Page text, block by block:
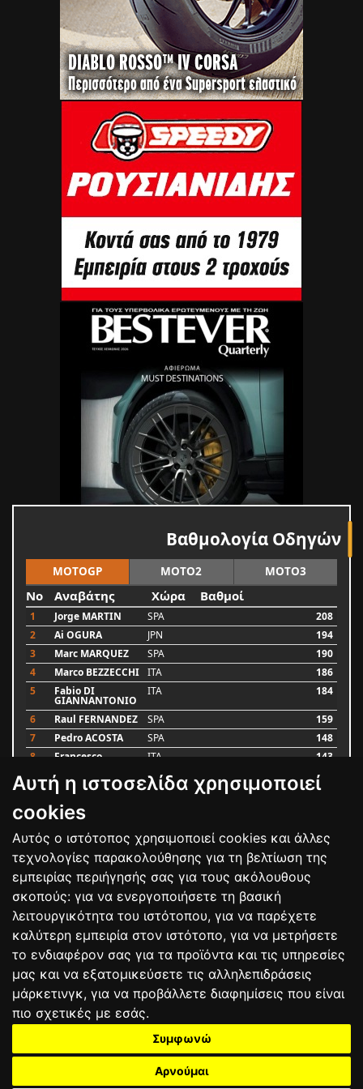
Αυτή η ιστοσελίδα χρησιμοποιεί
cookies
Αυτός ο ιστότοπος χρησιμοποιεί cookies και άλλες
τεχνολογίες παρακολούθησης για τη βελτίωση της
εμπειρίας περιήγησής σας για τους ακόλουθους
σκοπούς: για να ενεργοποιήσετε τη βασική
λειτουργικότητα του ιστότοπου, για να παρέχετε
καλύτερη εμπειρία στον ιστότοπο, για να μετρήσετε
το ενδιαφέρον σας για τα προϊόντα και τις υπηρεσίες
μας και να εξατομικεύσετε τις αλληλεπιδράσεις
μάρκετινγκ, για να προβάλλετε διαφημίσεις που είναι
πιο σχετικές με εσάς.
Συμφωνώ
Αρνούμαι
Βαθμολογία Οδηγών
MOTOGP MOTO2 MOTO3
No Αναβάτης Χώρα Βαθμοί
1 Jorge MARTIN SPA
208
2
Ai OGURA JPN
194
3
Marc MARQUEZ SPA
190
4
Marco BEZZECCHI ITA
186
5
Fabio DI
GIANNANTONIO
ITA 184
6 Raul FERNANDEZ SPA
159
7
Pedro ACOSTA SPA
148
8
Francesco ITA 143
9 Alex MARQUEZ SPA
Luca MARINI
Bαθμολογία
ΟΡΟΙ ΧΡΗΣΗΣΠΟΛΙΤΙΚΗ ΠΡΟΣΤΑΣΙΑΣ
ΑΓΩΝΕΣΑΠΟΤΕΛΕΣΜΑΤΑΑΓΟΡΑ